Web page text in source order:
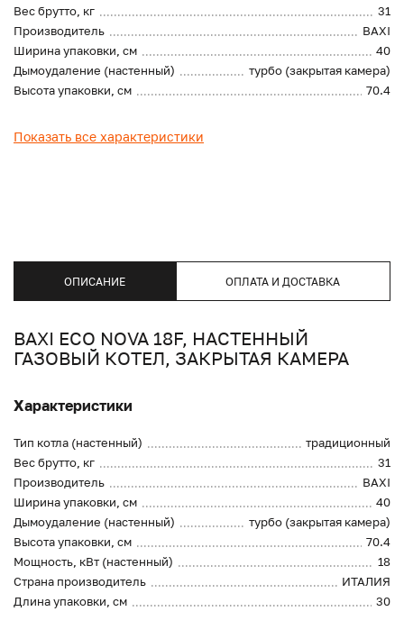
Вес брутто, кг
31
Производитель
BAXI
Ширина упаковки, см
40
Дымоудаление (настенный)
турбо (закрытая камера)
Высота упаковки, см
70.4
Показать все характеристики
ОПИСАНИЕ ОПЛАТА И ДОСТАВКА
BAXI ECO NOVA 18F, НАСТЕННЫЙ
ГАЗОВЫЙ КОТЕЛ, ЗАКРЫТАЯ КАМЕРА
Характеристики
Тип котла (настенный)
традиционный
Вес брутто, кг
31
Производитель
BAXI
Ширина упаковки, см
40
Дымоудаление (настенный)
турбо (закрытая камера)
Высота упаковки, см
70.4
Мощность, кВт (настенный)
18
Страна производитель
ИТАЛИЯ
Длина упаковки, см
30